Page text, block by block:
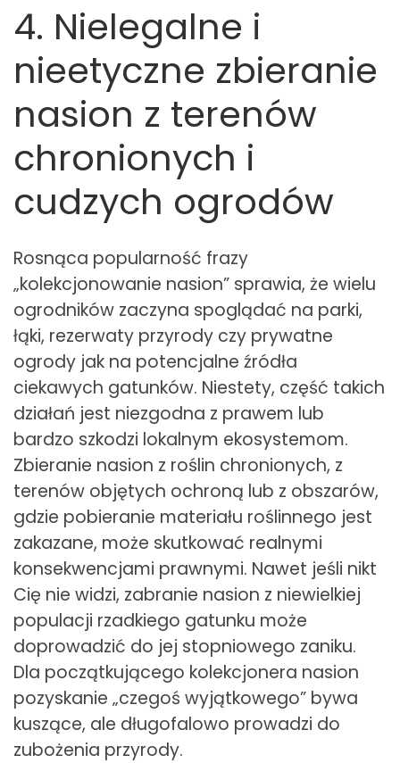
4. Nielegalne i
nieetyczne zbieranie
nasion z terenów
chronionych i
cudzych ogrodów
Rosnąca popularność frazy
„kolekcjonowanie nasion” sprawia, że wielu
ogrodników zaczyna spoglądać na parki,
łąki, rezerwaty przyrody czy prywatne
ogrody jak na potencjalne źródła
ciekawych gatunków. Niestety, część takich
działań jest niezgodna z prawem lub
bardzo szkodzi lokalnym ekosystemom.
Zbieranie nasion z roślin chronionych, z
terenów objętych ochroną lub z obszarów,
gdzie pobieranie materiału roślinnego jest
zakazane, może skutkować realnymi
konsekwencjami prawnymi. Nawet jeśli nikt
Cię nie widzi, zabranie nasion z niewielkiej
populacji rzadkiego gatunku może
doprowadzić do jej stopniowego zaniku.
Dla początkującego kolekcjonera nasion
pozyskanie „czegoś wyjątkowego” bywa
kuszące, ale długofalowo prowadzi do
zubożenia przyrody.